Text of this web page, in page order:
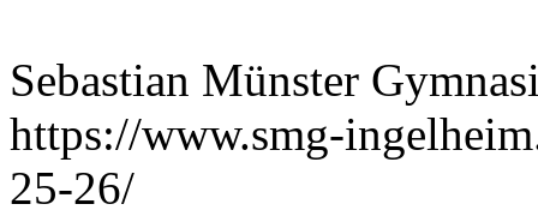
Sebastian Münster
https://www.smg-
25-26/